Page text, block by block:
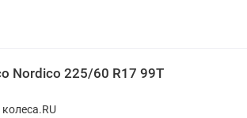
Nordico 225/60 R17 99T